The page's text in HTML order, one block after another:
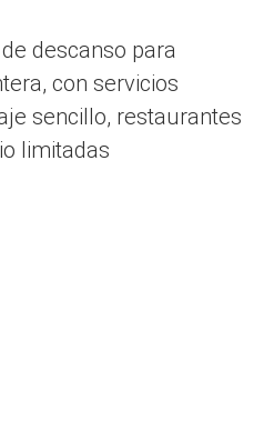
descanso para
con servicios
sencillo, restaurantes
limitadas